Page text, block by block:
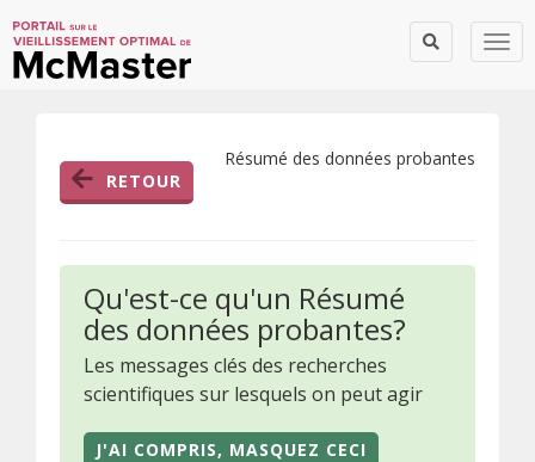
RETOUR
Résumé des données probantes
Qu'est-ce qu'un Résumé
des données probantes?
Les messages clés des recherches
scientifiques sur lesquels on peut agir
J'AI COMPRIS, MASQUEZ CECI